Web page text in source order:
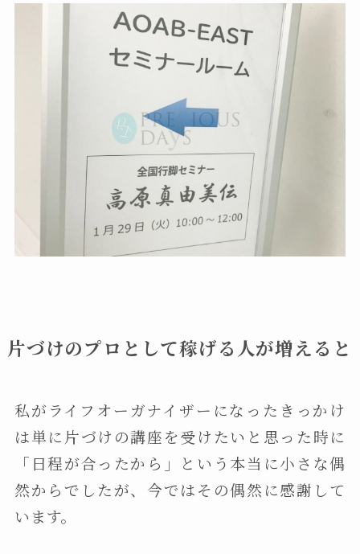
片づけのプロとして稼げる人が増えると
私がライフオーガナイザーになったきっかけ
は単に片づけの講座を受けたいと思った時に
「日程が合ったから」という本当に小さな偶
然からでしたが、今ではその偶然に感謝して
います。